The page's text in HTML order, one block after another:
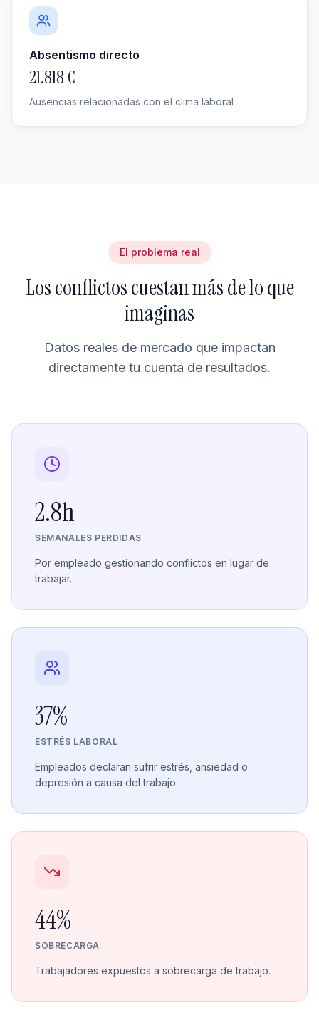
Absentismo directo
21.818 €
Ausencias relacionadas con el clima laboral
El problema real
Los conflictos cuestan más de lo que
imaginas
Datos reales de mercado que impactan
directamente tu cuenta de resultados.
2.8h
SEMANALES PERDIDAS
Por empleado gestionando conflictos en lugar de
trabajar.
37%
ESTRÉS LABORAL
Empleados declaran sufrir estrés, ansiedad o
depresión a causa del trabajo.
44%
SOBRECARGA
Trabajadores expuestos a sobrecarga de trabajo.